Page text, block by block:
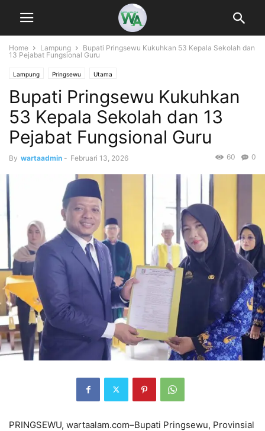
Home Lampung
Bupati Pringsewu Kukuhkan 53 Kepala Sekolah dan
13 Pejabat Fungsional Guru
Lampung Pringsewu Utama
Bupati Pringsewu Kukuhkan
53 Kepala Sekolah dan 13
Pejabat Fungsional Guru
By wartaadmin - Februari 13, 2026 0
60
PRINGSEWU, wartaalam.com–Bupati Pringsewu, Provinsial